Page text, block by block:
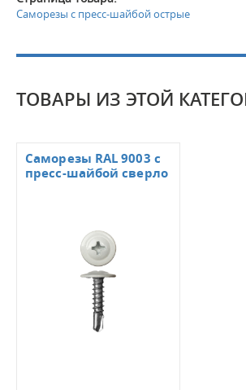
Саморезы с пресс-шайбой острые
ТОВАРЫ ИЗ ЭТОЙ
Саморезы RAL 9003 с
пресс-шайбой сверло